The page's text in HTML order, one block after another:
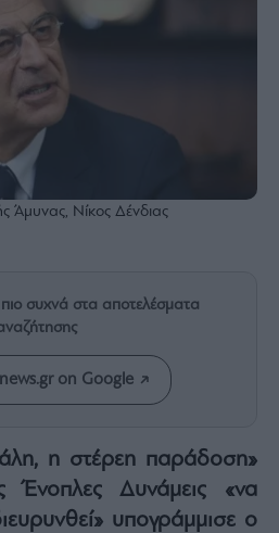
Άμυνας, Νίκος Δένδιας
πιο συχνά στα αποτελέσματα
on Google
η στέρεη παράδοση»
Δυνάμεις «να
υπογράμμισε ο